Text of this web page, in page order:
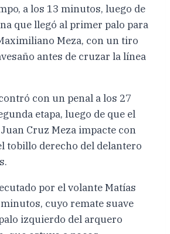
a los 13 minutos, luego de
que llegó al primer palo para
Meza, con un tiro
antes de cruzar la línea
con un penal a los 27
etapa, luego de que el
Cruz Meza impacte con
tobillo derecho del delantero
por el volante Matías
cuyo remate suave
izquierdo del arquero